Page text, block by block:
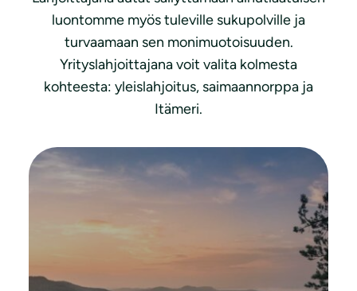
luontomme myös tuleville sukupolville ja
turvaamaan sen monimuotoisuuden.
Yrityslahjoittajana voit valita kolmesta
kohteesta: yleislahjoitus, saimaannorppa ja
Itämeri.